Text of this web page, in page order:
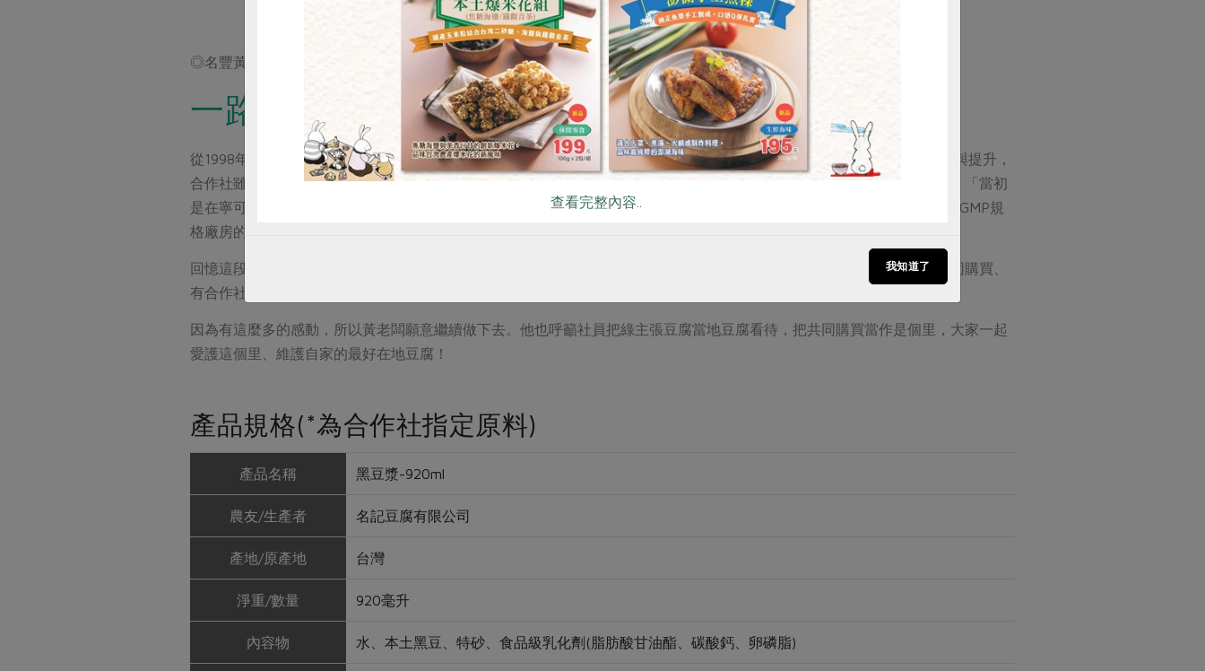
◎名豐黃老闆
一路走來 情義相挺
從1998年木棉豆腐到2001年板豆腐（32元／550克），從非基改豆到有機黃豆，我們看到名記黃老闆對食品級黃豆的堅持與提升，
合作社雖然提供了正確的產品觀念，但製造的問題克服以及原料契作的成本吸收都是由名記一肩挑起，誠如黃老闆講的話，「當初
是在寧可自己賠20元也不忍共同購買賠1元的基礎下，支持這個產品的開發。」基於此理念的堅持，才有今天黃豆的契作和GMP規
格廠房的規劃。
回憶這段過往，黃老闆也不忘提醒「有什麼食品比黃豆更好！有什麼飲料勝過豆漿！台灣有非基因改造的黃豆，是因有共同購買、
有合作社。」
因為有這麼多的感動，所以黃老闆願意繼續做下去。他也呼籲社員把綠主張豆腐當地豆腐看待，把共同購買當作是個里，大家一起
愛護這個里、維護自家的最好在地豆腐！
產品規格(*為合作社指定原料)
產品名稱 黑豆漿-920ml
農友/生產者 名記豆腐有限公司
產地/原產地 台灣
淨重/數量 920毫升
內容物 水、本土黑豆、特砂、食品級乳化劑(脂肪酸甘油酯、碳酸鈣、卵磷脂)
查看完整內容..
我知道了